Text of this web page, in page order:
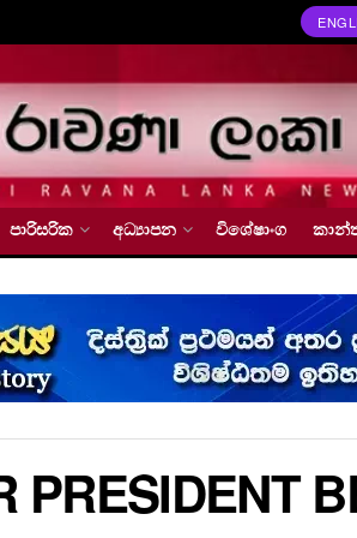
පාරිසරික අධ්‍යාපන විශේෂාංග
PRESIDENT